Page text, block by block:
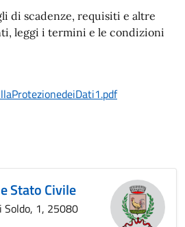
di scadenze, requisiti e altre
leggi i termini e le condizioni
Stato Civile
Soldo, 1, 25080